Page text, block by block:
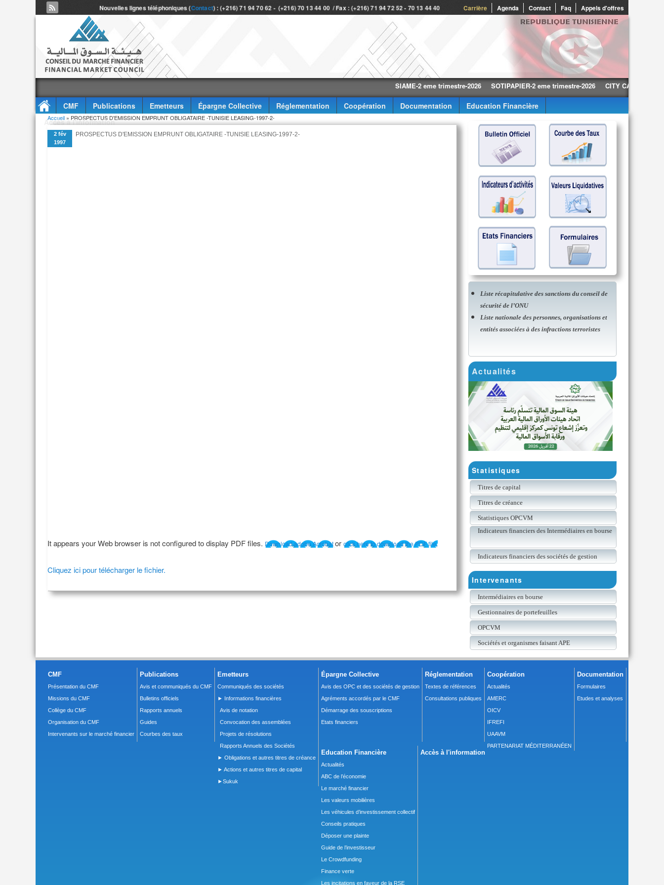
Carrière Agenda Contact Faq Appels d'offres
Nouvelles lignes téléphoniques (Contact) : (+216) 71 94 70 62 - (+216) 70 13 44 00 / Fax : (+216) 71 94 72 52 - 70 13 44 40
SIAME-2 eme trimestre-2026 SOTIPAPIER-2 eme trimestre-2026 CITY CARS-2 eme
CMF Publications Emetteurs Épargne Collective Réglementation Coopération Documentation
Education Financière
Accès à l'information
Vous êtes ici
Accueil » PROSPECTUS D'EMISSION EMPRUNT OBLIGATAIRE -TUNISIE LEASING-1997-2-
2 fév
1997
PROSPECTUS D'EMISSION EMPRUNT OBLIGATAIRE -TUNISIE LEASING-1997-2-
It appears your Web browser is not configured to display PDF files. Download adobe Acrobator click here to download the PDF file.
Cliquez ici pour télécharger le fichier.
Liste récapitulative des sanctions du conseil de
sécurité de l’ONU
Liste nationale des personnes, organisations et
entités associées à des infractions terroristes
Actualités
Statistiques
Titres de capital
Titres de créance
Statistiques OPCVM
Indicateurs financiers des Intermédiaires en bourse
Indicateurs financiers des sociétés de gestion
Intervenants
Intermédiaires en bourse
Gestionnaires de portefeuilles
OPCVM
Sociétés et organismes faisant APE
CMF
Présentation du CMF
Missions du CMF
Collège du CMF
Organisation du CMF
Intervenants sur le marché financier
Publications
Avis et communiqués du CMF
Bulletins officiels
Rapports annuels
Guides
Courbes des taux
Emetteurs
Communiqués des sociétés
► Informations financières
Avis de notation
Convocation des assemblées
Projets de résolutions
Rapports Annuels des Sociétés
► Obligations et autres titres de créance
► Actions et autres titres de capital
►Sukuk
Épargne Collective
Avis des OPC et des sociétés de gestion
Agréments accordés par le CMF
Démarrage des souscriptions
Etats financiers
Réglementation
Textes de références
Consultations publiques
Coopération
Actualités
AMERC
OICV
IFREFI
UAAVM
PARTENARIAT MÉDITERRANÉEN
Documentation
Formulaires
Etudes et analyses
Education Financière
Actualités
ABC de l’économie
Le marché financier
Les valeurs mobilières
Les véhicules d’investissement collectif
Conseils pratiques
Déposer une plainte
Guide de l’investisseur
Le Crowdfunding
Finance verte
Les incitations en faveur de la RSE
Accès à l'information